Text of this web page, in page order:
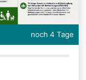
noch 4 Tage